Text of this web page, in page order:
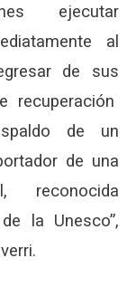
ejecutar
al
de sus
recuperación
de un
de una
reconocida
la Unesco”,